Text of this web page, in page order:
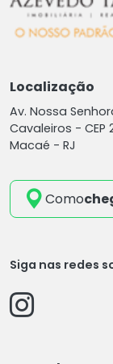
Localização
Av. Nossa
Cavaleiros - CEP
Macaé - RJ
Como
Siga nas redes